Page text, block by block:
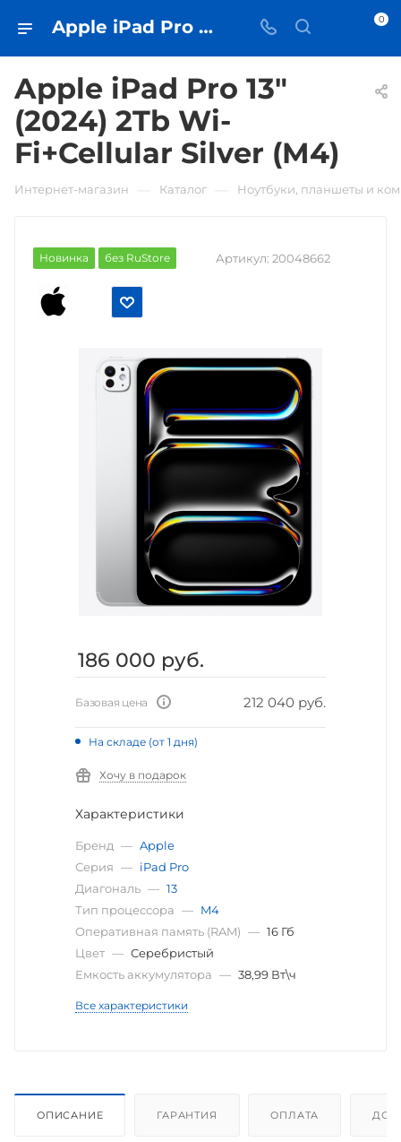
Apple iPad Pro 13" (2024) 2Tb Wi-Fi+Cellular Silver (M4) • купить в Самаре - iЧехол 0
Apple iPad Pro 13"
(2024) 2Tb Wi-
Fi+Cellular Silver (M4)
Интернет-магазин Каталог Ноутбуки, планшеты и
Новинка без RuStore Артикул: 20048662
186 000 руб.
Базовая цена 212 040 руб.
На складе (от 1 дня)
Хочу в подарок
Характеристики
Бренд — Apple
Серия — iPad Pro
Диагональ — 13
Тип процессора — M4
Оперативная память (RAM) — 16 Гб
Цвет — Серебристый
Емкость аккумулятора — 38,99 Вт\ч
Все характеристики
ОПИСАНИЕ ГАРАНТИЯ ОПЛАТА